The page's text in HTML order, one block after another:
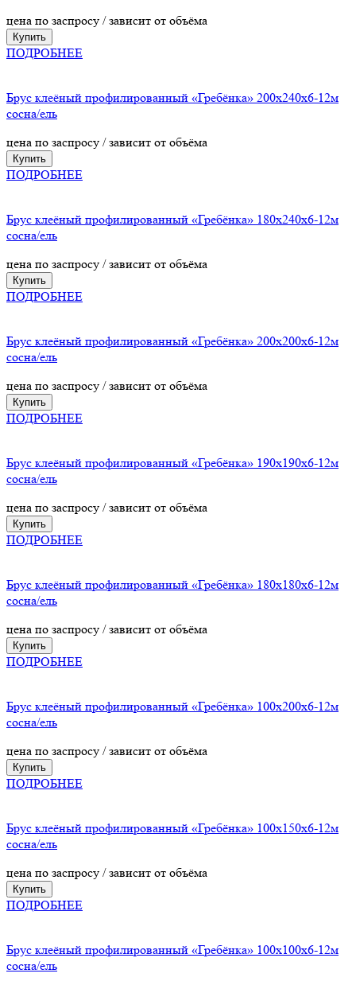
цена по заспросу / зависит от объёма
Купить
ПОДРОБНЕЕ
Брус клеёный профилированный «Гребёнка» 200х240х6-12м
сосна/ель
цена по заспросу / зависит от объёма
Купить
ПОДРОБНЕЕ
Брус клеёный профилированный «Гребёнка» 180х240х6-12м
сосна/ель
цена по заспросу / зависит от объёма
Купить
ПОДРОБНЕЕ
Брус клеёный профилированный «Гребёнка» 200х200х6-12м
сосна/ель
цена по заспросу / зависит от объёма
Купить
ПОДРОБНЕЕ
Брус клеёный профилированный «Гребёнка» 190х190х6-12м
сосна/ель
цена по заспросу / зависит от объёма
Купить
ПОДРОБНЕЕ
Брус клеёный профилированный «Гребёнка» 180х180х6-12м
сосна/ель
цена по заспросу / зависит от объёма
Купить
ПОДРОБНЕЕ
Брус клеёный профилированный «Гребёнка» 100х200х6-12м
сосна/ель
цена по заспросу / зависит от объёма
Купить
ПОДРОБНЕЕ
Брус клеёный профилированный «Гребёнка» 100х150х6-12м
сосна/ель
цена по заспросу / зависит от объёма
Купить
ПОДРОБНЕЕ
Брус клеёный профилированный «Гребёнка» 100х100х6-12м
сосна/ель